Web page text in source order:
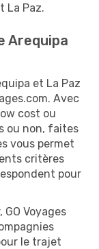
La Paz.
Arequipa
et La Paz
Avec
cost ou
ou non, faites
vous permet
critères
pour
Voyages
le trajet